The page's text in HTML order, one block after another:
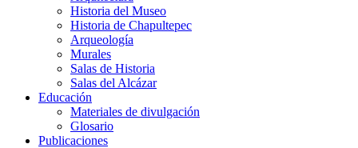
Historia del Museo
Historia de Chapultepec
Arqueología
Murales
Salas de Historia
Salas del Alcázar
Educación
Materiales de divulgación
Glosario
Publicaciones